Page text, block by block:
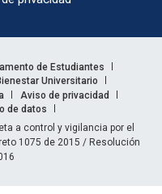
de Estudiantes
Universitario
Aviso de privacidad
de datos
a control y vigilancia por el
1075 de 2015 / Resolución